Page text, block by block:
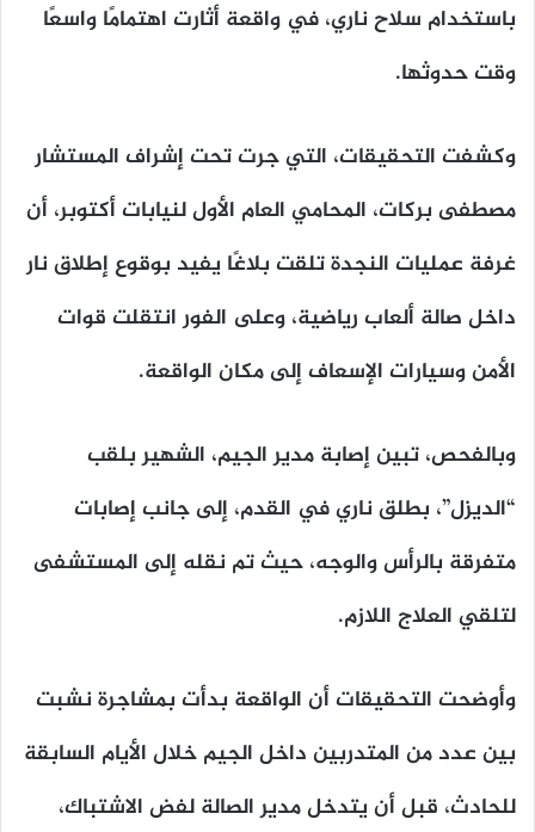
باستخدام سلاح ناري، في واقعة أثارت اهتمامًا واسعًا
وقت حدوثها.
وكشفت التحقيقات، التي جرت تحت إشراف المستشار
مصطفى بركات، المحامي العام الأول لنيابات أكتوبر، أن
غرفة عمليات النجدة تلقت بلاغًا يفيد بوقوع إطلاق نار
داخل صالة ألعاب رياضية، وعلى الفور انتقلت قوات
الأمن وسيارات الإسعاف إلى مكان الواقعة.
وبالفحص، تبين إصابة مدير الجيم، الشهير بلقب
“الديزل”، بطلق ناري في القدم، إلى جانب إصابات
متفرقة بالرأس والوجه، حيث تم نقله إلى المستشفى
لتلقي العلاج اللازم.
وأوضحت التحقيقات أن الواقعة بدأت بمشاجرة نشبت
بين عدد من المتدربين داخل الجيم خلال الأيام السابقة
للحادث، قبل أن يتدخل مدير الصالة لفض الاشتباك،